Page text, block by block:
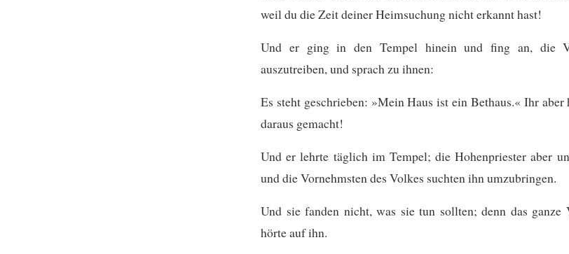
weil du die Zeit deiner Heimsuchung nicht erkannt hast!
Und er ging in den Tempel hinein und fing an, die
auszutreiben, und sprach zu ihnen:
Es steht geschrieben: »Mein Haus ist ein Bethaus.« Ihr aber
daraus gemacht!
Und er lehrte täglich im Tempel; die Hohenpriester aber
und die Vornehmsten des Volkes suchten ihn umzubringen.
Und sie fanden nicht, was sie tun sollten; denn das
hörte auf ihn.